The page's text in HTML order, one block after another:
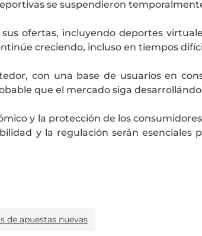
se suspendieron
ofertas, incluyendo deportes
creciendo, incluso en tiempos
con una base de usuarios en
que el mercado siga
y la protección de los
y la regulación serán esenciales
de apuestas nuevas